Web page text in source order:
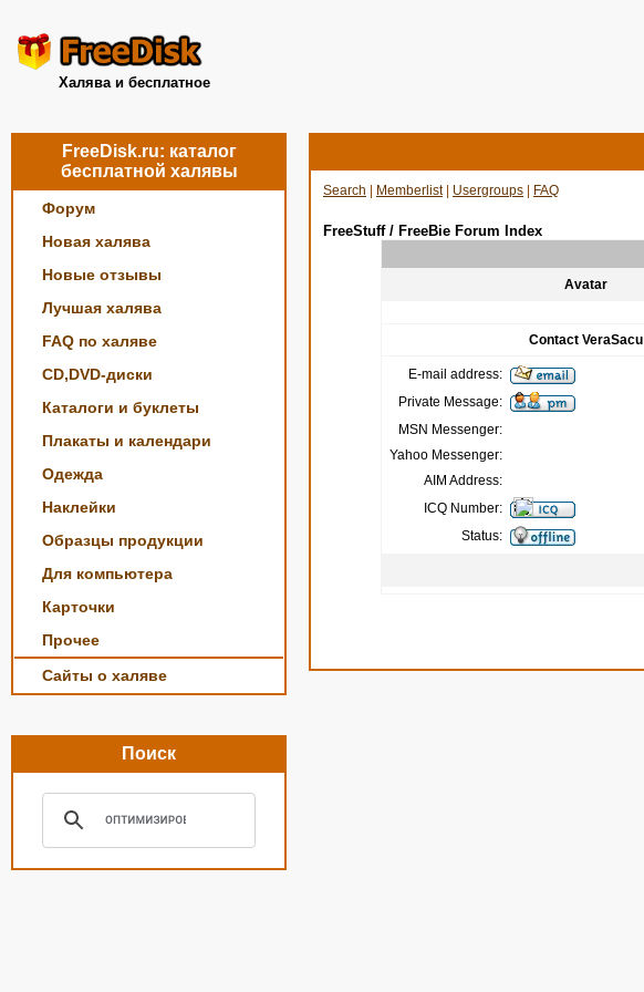
Халява и бесплатное
FreeDisk.ru: каталог
бесплатной халявы
Форум
Новая халява
Новые отзывы
Лучшая халява
FAQ по халяве
CD,DVD-диски
Каталоги и буклеты
Плакаты и календари
Одежда
Наклейки
Образцы продукции
Для компьютера
Карточки
Прочее
Сайты о халяве
Поиск
Search Memberlist| Usergroups FAQ
FreeStuff / FreeBie Forum Index
Avatar
Contact VeraSacu
E-mail address:
Private Message:
MSN Messenger:
Yahoo Messenger:
AIM Address:
ICQ Number:
Status: